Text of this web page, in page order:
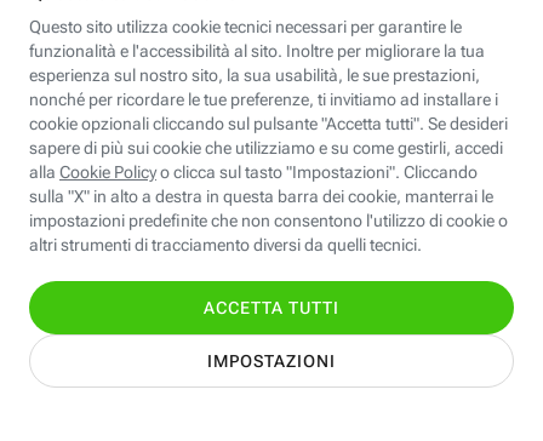
Gestire stress, casa e famiglia
durante lo smart working
Riuscire a coniugare gli impegni lavorativi con famiglia
e vita privata non è sempre semplice. E il telelavoro
potrebbe addirittura peggiorare la situazione. Ecco
come mettersi al riparo da stress e ansia